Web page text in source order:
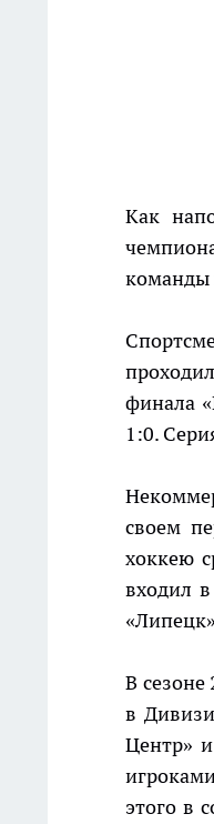
Как
команды
финала
1:0.
своем
хоккею
входил
В сезоне
в
Центр»
этого в